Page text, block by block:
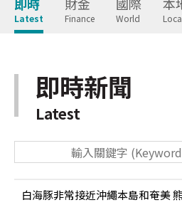
Latest Finance World
即時新聞
Latest
白海豚非常接近沖繩本島和奄美